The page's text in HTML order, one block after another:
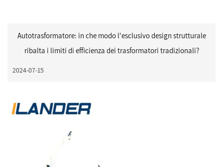
Autotrasformatore: in che modo l'esclusivo design strutturale
ribalta i limiti di efficienza dei trasformatori tradizionali?
2024-07-15